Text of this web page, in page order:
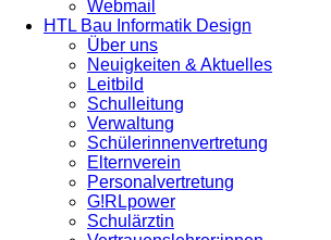
Webmail
HTL Bau Informatik Design
Über uns
Neuigkeiten & Aktuelles
Leitbild
Schulleitung
Verwaltung
Schülerinnenvertretung
Elternverein
Personalvertretung
G!RLpower
Schulärztin